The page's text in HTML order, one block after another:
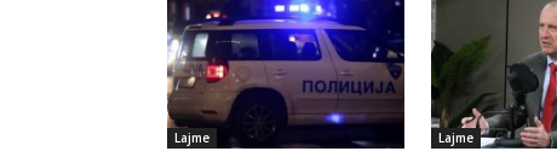
Lajme Lajme